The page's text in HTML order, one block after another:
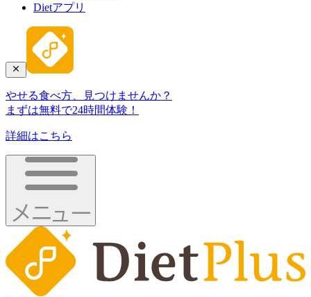
Dietアプリ
やせる食べ方、見つけませんか？
まずは無料で24時間体験！
詳細はこちら